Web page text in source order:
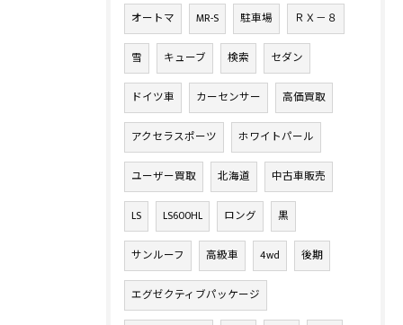
オートマ MR-S 駐車場 ＲＸ－８
雪 キューブ 検索 セダン
ドイツ車 カーセンサー 高価買取
アクセラスポーツ ホワイトパール
ユーザー買取 北海道 中古車販売
LS LS600HL ロング 黒
サンルーフ 高級車 4wd 後期
エグゼクティブパッケージ